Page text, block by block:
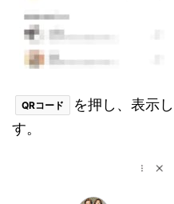
QRコード
を押し、表示
す。